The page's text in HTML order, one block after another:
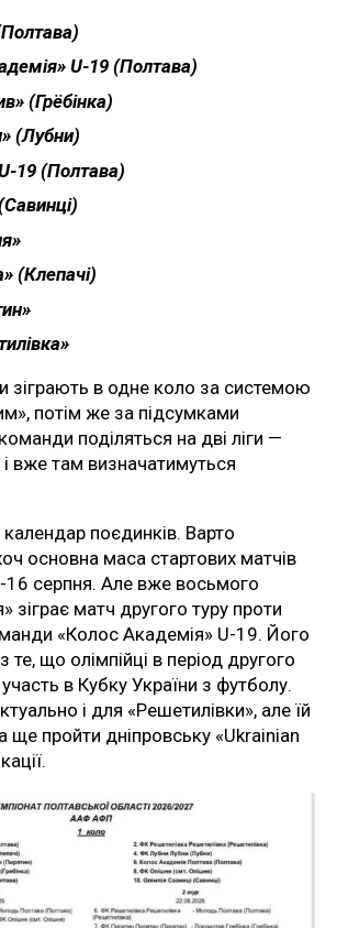
U-19 (Полтава)
(Грёбінка)
(Лубни)
19 (Полтава)
(Клепачі)
зіграють в одне коло за системою
потім же за підсумками
поділяться на дві ліги —
вже там визначатимуться
поєдинків. Варто
основна маса стартових матчів
16 серпня. Але вже восьмого
зіграє матч другого туру проти
«Колос Академія» U-19. Його
те, що олімпійці в період другого
в Кубку України з футболу.
і для «Решетилівки», але їй
ще пройти дніпровську «Ukrainian